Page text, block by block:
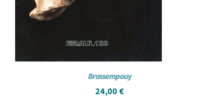
Brassempouy
24,00 €